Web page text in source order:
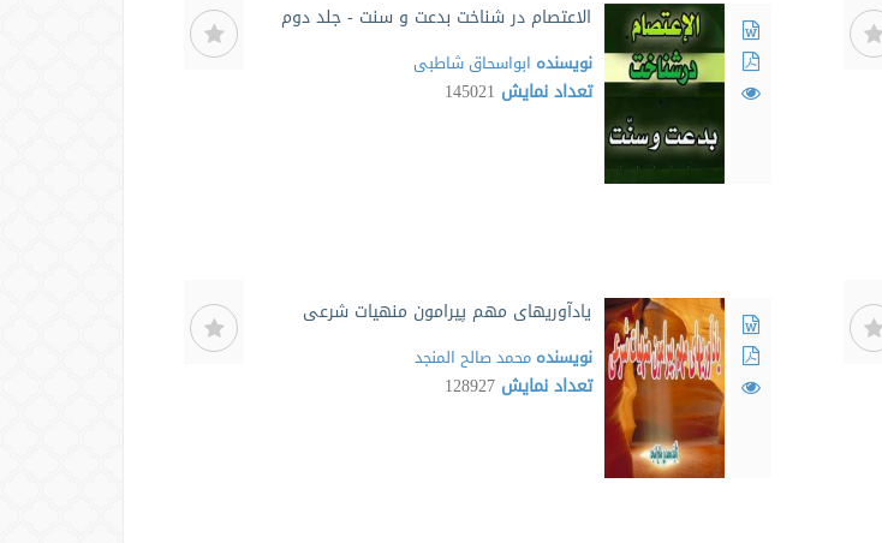
الاعتصام در شناخت بدعت و سنت - جلد دوم
نویسنده ابواسحاق شاطبی
تعداد نمایش 145021
یادآوریهای مهم پیرامون منهیات شرعی
نویسنده محمد صالح المنجد
تعداد نمایش 128927